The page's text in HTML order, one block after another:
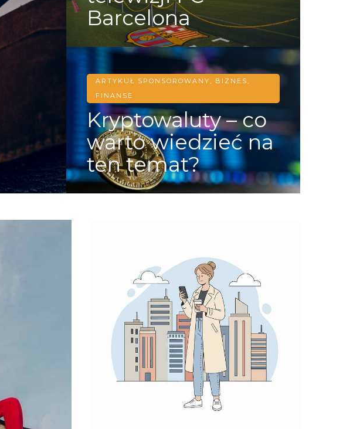
Barcelona
ARTYKUŁ SPONSOROWANY, BIZNES,
FINANSE
Kryptowaluty – co
warto wiedzieć na
ten temat?